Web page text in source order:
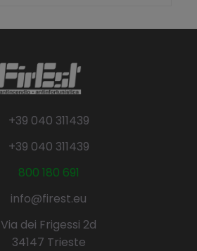
+39 040 311439
+39 040 311439
800 180 691
info@firest.eu
Via dei Frigessi 2d
34147 Trieste